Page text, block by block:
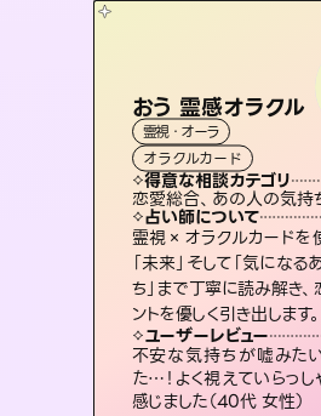
おう 霊感オラクル
霊視・オーラ
オラクルカード
得意な相談カテゴリ
恋愛総合、あの人の気持
占い師について
霊視×オラクルカードを
「未来」そして「気にな
ち」まで丁寧に読み解き
ントを優しく引き出します。
ユーザーレビュー
不安な気持ちが嘘みた
た…！よく視えていらっ
感じました（40代 女性）
未来視師＊花
霊視・オーラ
スピリチュアル・リーディング
得意な相談カテゴ
出逢い、片想い、復
占い師について
未来には何パターン
ます。不安で視えにく
たの素敵な未来を見
選択できるようアドバイ
ユーザーレビュー
職場の人の性質や人
本当によく視えていて
打てて前向きになれま
アイリス -
西洋占星術
ルーン
得意な相談カ
恋愛総合、片想
占い師について
復縁、恋愛、不倫
思い、仕事関係や
いことや心の負担
紐解き、背中をそっ
ユーザーレビュー
安心感のあり、言い
さない鑑定のおか
持ちを整えられま
彗望
霊視・オーラ
スピリチュアル
得意な相談
片想い、あの
占い師につ
3,700年以上の歴史を持つ東洋最古の占術「易占」で詳細まで占い、幸せへ向か
ユーザーレビュー
複雑な背景もし
いただけました
た（50代 女性）
スピリチュア
得意な相
片想い、あ
占い師に
恋愛のお悩
係」の相談を
恋人未満な
寧に読み解き
ユーザーレビ
鑑定していただ
動すると仲が復
とうございまし
霊視・オーラ
スピリチュ
得意な
片想い、二
占い師に
連絡再開、
多数。セラ
験があるか
い未来をサ
ユーザーレビ
とても心温ま
らは何も言っ
しゃるんだなと